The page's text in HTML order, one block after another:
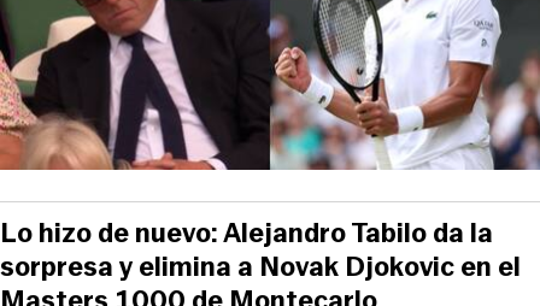
Lo hizo de nuevo: Alejandro Tabilo da la
sorpresa y elimina a Novak Djokovic en el